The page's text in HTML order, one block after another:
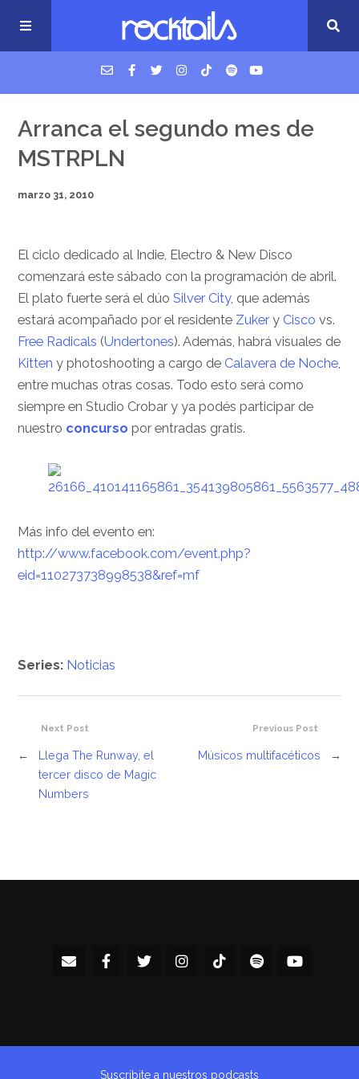
USM Podcast
Cigarrillos en la cama
Arranca el segundo mes de
MSTRPLN
marzo 31, 2010
El ciclo dedicado al Indie, Electro & New Disco
comenzará este sábado con la programación de abril.
El plato fuerte será el dúoSilver City, que además
estará acompañado por el residente Zukery Cisco vs.
Free Radicals (Undertones). Además, habrá visuales de
Kitten y photoshooting a cargo de Calavera de Noche,
entre muchas otras cosas. Todo esto será como
siempre en Studio Crobar y ya podés participar de
nuestro concurso por entradas gratis.
Más info del evento en:
http://www.facebook.com/event.php?
eid=110273738998538&ref=mf
Series: Noticias
Previous Post
Músicos multifacéticos →
Next Post
←
Llega The Runway, el
tercer disco de Magic
Numbers
Suscribite a nuestros podcasts